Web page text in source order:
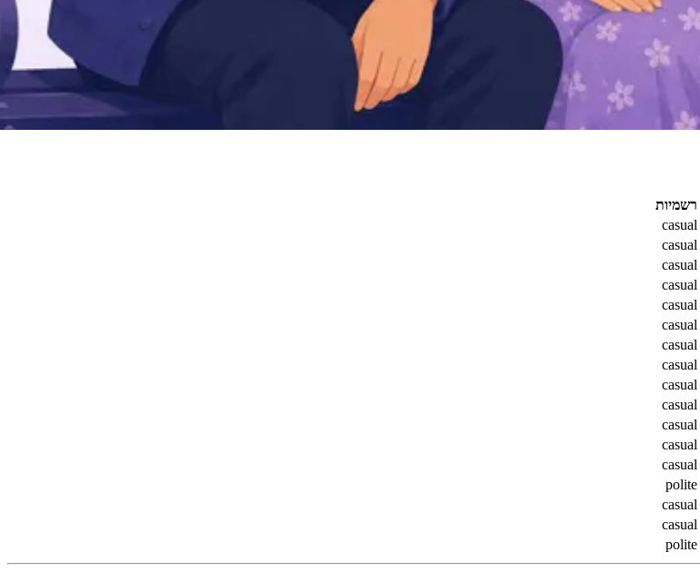
רשמיות
casual
casual
casual
casual
casual
casual
casual
casual
casual
casual
casual
casual
casual
polite
casual
casual
polite